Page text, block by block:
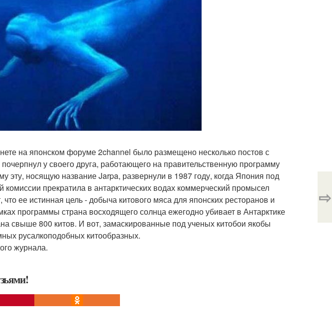
на японском форуме 2channel было размещено несколько постов с
у своего друга, работающего на правительственную программу
эту, носящую название Jarpa, развернули в 1987 году, когда Япония под
прекратила в антарктических водах коммерческий промысел
ее истинная цель - добыча китового мяса для японских ресторанов и
программы страна восходящего солнца ежегодно убивает в Антарктике
свыше 800 китов. И вот, замаскированные под ученых китобои якобы
русалкоподобных китообразных.
журнала.
⇨